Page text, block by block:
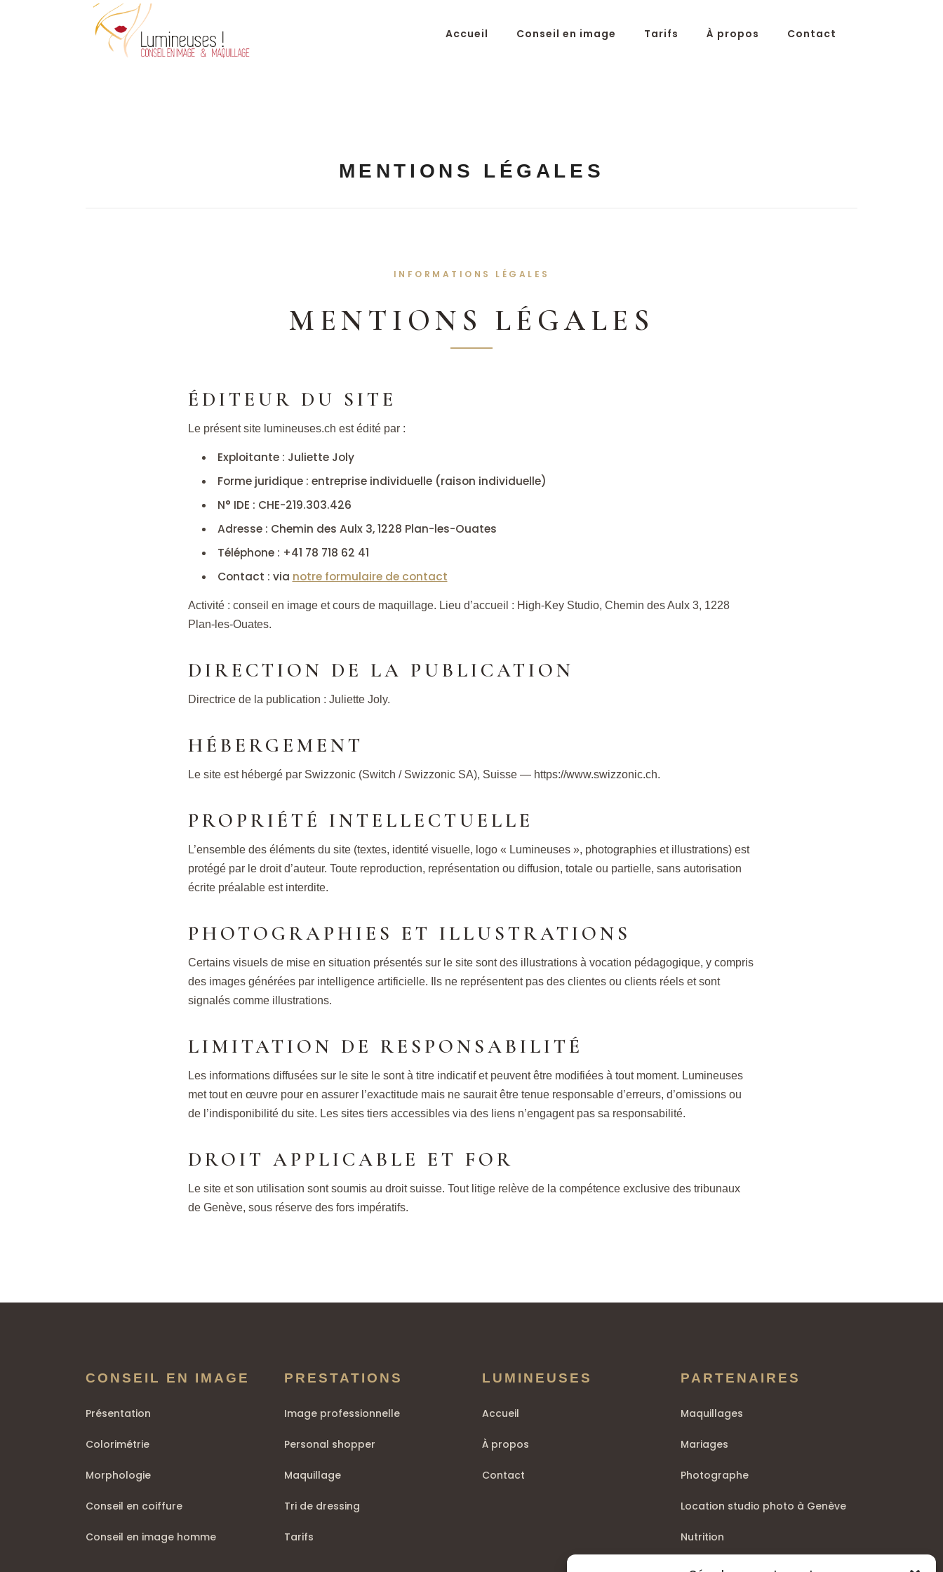
Accueil Conseil en image Tarifs À propos Contact
MENTIONS LÉGALES
INFORMATIONS LÉGALES
MENTIONS LÉGALES
ÉDITEUR DU SITE
Le présent site lumineuses.ch est édité par :
Exploitante : Juliette Joly
Forme juridique : entreprise individuelle (raison individuelle)
N° IDE : CHE-219.303.426
Adresse : Chemin des Aulx 3, 1228 Plan-les-Ouates
Téléphone : +41 78 718 62 41
Contact : via notre formulaire de contact
Activité : conseil en image et cours de maquillage. Lieu d’accueil : High-Key Studio, Chemin des Aulx 3, 1228
Plan-les-Ouates.
DIRECTION DE LA PUBLICATION
Directrice de la publication : Juliette Joly.
HÉBERGEMENT
Le site est hébergé par Swizzonic (Switch / Swizzonic SA), Suisse — https://www.swizzonic.ch.
PROPRIÉTÉ INTELLECTUELLE
L’ensemble des éléments du site (textes, identité visuelle, logo « Lumineuses », photographies et illustrations) est
protégé par le droit d’auteur. Toute reproduction, représentation ou diffusion, totale ou partielle, sans autorisation
écrite préalable est interdite.
PHOTOGRAPHIES ET ILLUSTRATIONS
Certains visuels de mise en situation présentés sur le site sont des illustrations à vocation pédagogique, y compris
des images générées par intelligence artificielle. Ils ne représentent pas des clientes ou clients réels et sont
signalés comme illustrations.
LIMITATION DE RESPONSABILITÉ
Les informations diffusées sur le site le sont à titre indicatif et peuvent être modifiées à tout moment. Lumineuses
met tout en œuvre pour en assurer l’exactitude mais ne saurait être tenue responsable d’erreurs, d’omissions ou
de l’indisponibilité du site. Les sites tiers accessibles via des liens n’engagent pas sa responsabilité.
DROIT APPLICABLE ET FOR
Le site et son utilisation sont soumis au droit suisse. Tout litige relève de la compétence exclusive des tribunaux
de Genève, sous réserve des fors impératifs.
CONSEIL EN IMAGE
Présentation
Colorimétrie
Morphologie
Conseil en coiffure
Conseil en image homme
PRESTATIONS
Image professionnelle
Personal shopper
Maquillage
Tri de dressing
Tarifs
LUMINEUSES
Accueil
À propos
Contact
PARTENAIRES
Maquillages
Mariages
Photographe
Location studio photo à Genève
Nutrition